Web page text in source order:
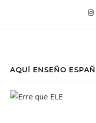
AQUÍ ENSEÑO